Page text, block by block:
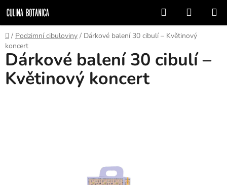
na
obsah
Hledat
KOŠÍK
Domů
/ Podzimní cibuloviny / Dárkové balení 30 cibulí – Květinový
koncert
Dárkové balení 30 cibulí –
Květinový koncert